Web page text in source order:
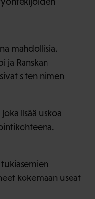
mahdollisia.
ja Ranskan
siten nimen
lisää uskoa
kokemaan useat